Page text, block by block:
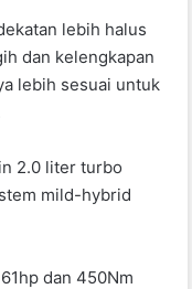
lebih halus
dan kelengkapan
lebih sesuai untuk
2.0 liter turbo
mild-hybrid
dan 450Nm